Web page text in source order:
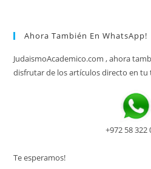
Ahora También En WhatsApp!
JudaismoAcademico.com , ahora
disfrutar de los artículos directo en
+972 58 322
Te esperamos!